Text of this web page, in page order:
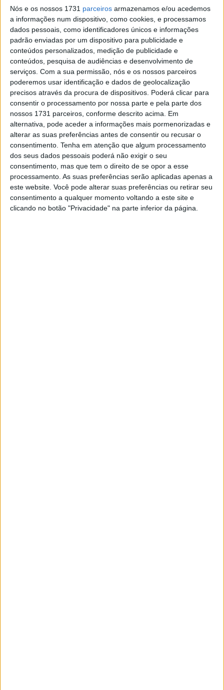
Nós e os nossos 1731 parceiros armazenamos e/ou acedemos
a informações num dispositivo, como cookies, e processamos
dados pessoais, como identificadores únicos e informações
padrão enviadas por um dispositivo para publicidade e
conteúdos personalizados, medição de publicidade e
conteúdos, pesquisa de audiências e desenvolvimento de
serviços. Com a sua permissão, nós e os nossos parceiros
poderemos usar identificação e dados de geolocalização
precisos através da procura de dispositivos. Poderá clicar para
consentir o processamento por nossa parte e pela parte dos
nossos 1731 parceiros, conforme descrito acima. Em
alternativa, pode aceder a informações mais pormenorizadas e
alterar as suas preferências antes de consentir ou recusar o
consentimento. Tenha em atenção que algum processamento
dos seus dados pessoais poderá não exigir o seu
consentimento, mas que tem o direito de se opor a esse
processamento. As suas preferências serão aplicadas apenas a
este website. Você pode alterar suas preferências ou retirar seu
consentimento a qualquer momento voltando a este site e
clicando no botão "Privacidade" na parte inferior da página.
o fabricante chinês anuncia o seu acordo de distribuição
em Itália com a Pelpi International , ex-distribuidor, entre
outros, das marcas FB Mondial, AEON e OverBikes. Trata-
se de um acordo que marca a chegada aos
concessionários italianos das motos KOVE que na EICMA
2022 tiveram grande sucesso.